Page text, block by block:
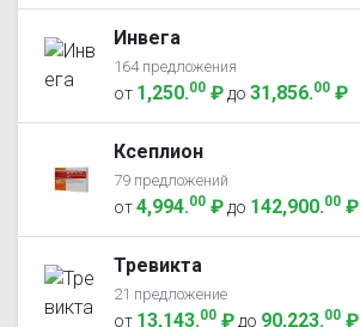
Инвега
164 предложения
от 1,250.00 ₽ до 31,856.00 ₽
Ксеплион
79 предложений
от4,994.00 ₽ до 142,900.00 ₽
Тревикта
21 предложение
от 13,143.00 ₽ до 90,223.00 ₽